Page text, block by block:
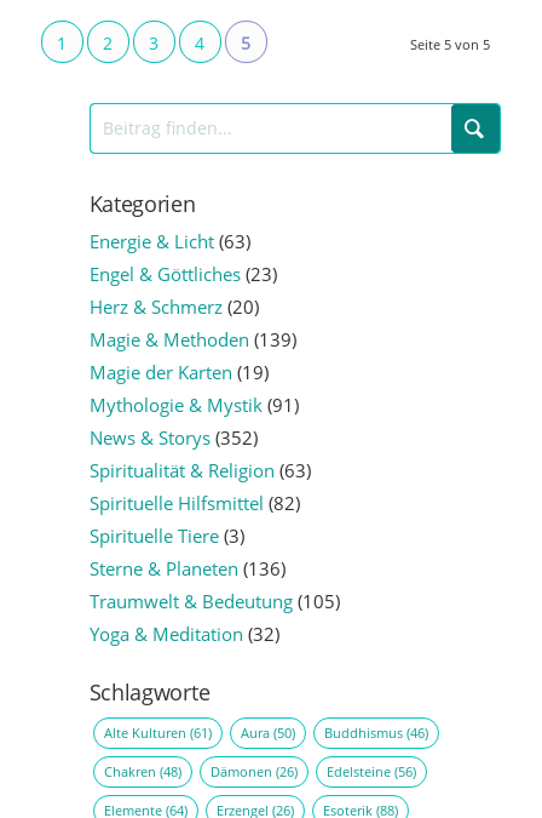
Seite 5 von 5
1 2 3 4 5
Kategorien
Energie & Licht(63)
Engel & Göttliches(23)
Herz & Schmerz(20)
Magie & Methoden (139)
Magie der Karten (19)
Mythologie & Mystik(91)
News & Storys(352)
Spiritualität & Religion (63)
Spirituelle Hilfsmittel (82)
Spirituelle Tiere(3)
Sterne & Planeten (136)
Traumwelt & Bedeutung(105)
Yoga & Meditation (32)
Schlagworte
Alte Kulturen (61) Aura(50) Buddhismus(46)
Chakren (48) Dämonen (26) Edelsteine(56)
Elemente(64) Erzengel (26) Esoterik(88)